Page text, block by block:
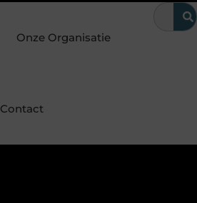
Onze Organisatie
Contact